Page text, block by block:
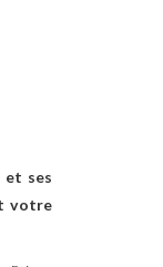
et ses
votre